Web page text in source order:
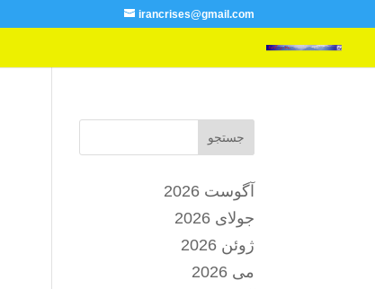
irancrises@gmail.com
جستجو
آگوست 2026
جولای 2026
ژوئن 2026
می 2026